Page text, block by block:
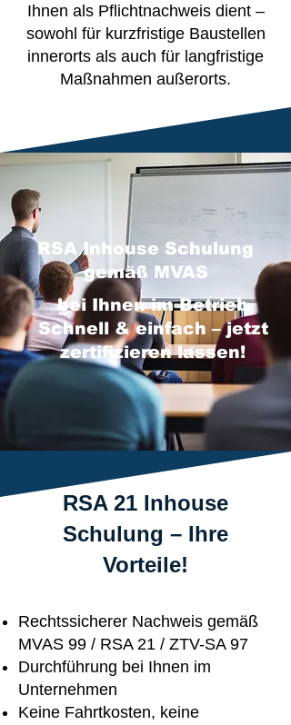
Ihnen als Pflichtnachweis dient –
sowohl für kurzfristige Baustellen
innerorts als auch für langfristige
Maßnahmen außerorts.
RSA Inhouse Schulung
gemäß MVAS
bei Ihnen im Betrieb
Schnell & einfach – jetzt
zertifizieren lassen!
RSA 21 Inhouse
Schulung – Ihre
Vorteile!
Rechtssicherer Nachweis gemäß
MVAS 99 / RSA 21 / ZTV-SA 97
Durchführung bei Ihnen im
Unternehmen
Keine Fahrtkosten, keine